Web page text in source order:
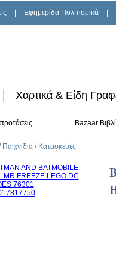
Εφημερίδα Πολιτισμικά
Χαρτικά & Είδη
Bazaar
Παιχνίδια / Κατασκευές